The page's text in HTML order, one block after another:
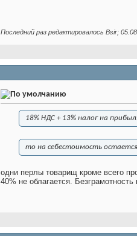
Последний раз редактировалось Bsir;
18% НДС + 13% налог на
то на себестоимость
одни перлы товарищ кроме всего
40% не облагается.